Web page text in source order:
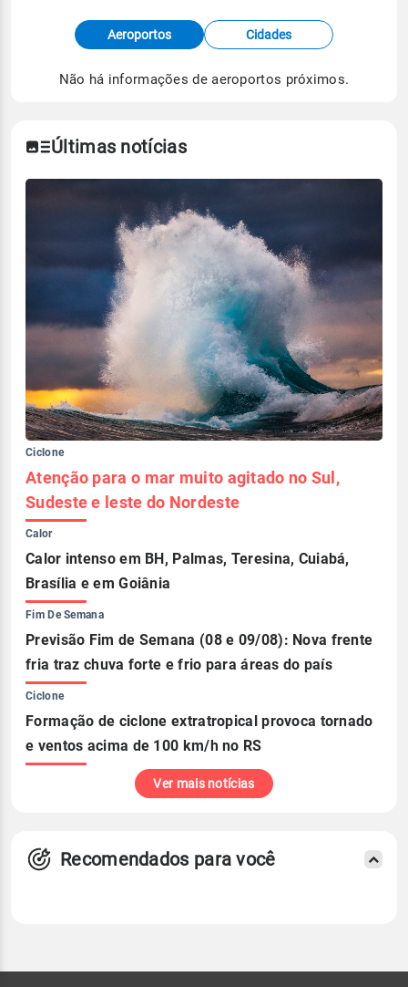
Fonte: dados combinados de estações
meteorológicas e satélite do Centro de Previsão
de Tempo e Estudos Climáticos (CPTEC).
Aeroportos Cidades
Não há informações de aeroportos próximos.
Últimas notícias
Ciclone
Atenção para o mar muito agitado no Sul,
Sudeste e leste do Nordeste
Calor
Calor intenso em BH, Palmas, Teresina, Cuiabá,
Brasília e em Goiânia
Fim De Semana
Previsão Fim de Semana (08 e 09/08): Nova frente
fria traz chuva forte e frio para áreas do país
Ciclone
Formação de ciclone extratropical provoca tornado
e ventos acima de 100 km/h no RS
Ver mais notícias
Recomendados para você